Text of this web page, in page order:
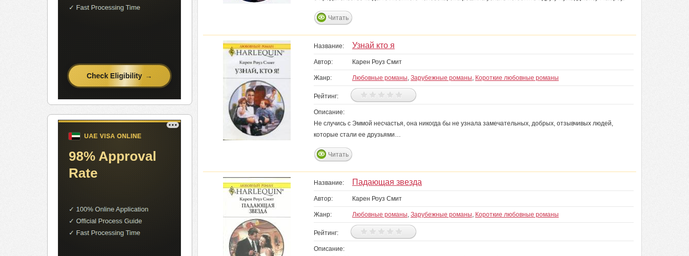
Читать
Название: Узнай кто я
Автор: Карен Роуз Смит
Жанр: Любовные романы, Зарубежные романы, Короткие любовные романы
Рейтинг:
Описание:
Не случись с Эммой несчастья, она никогда бы не узнала замечательных, добрых, отзывчивых людей,
которые стали ее друзьями…
Читать
Название: Падающая звезда
Автор: Карен Роуз Смит
Жанр: Любовные романы, Зарубежные романы, Короткие любовные романы
Рейтинг:
Описание: